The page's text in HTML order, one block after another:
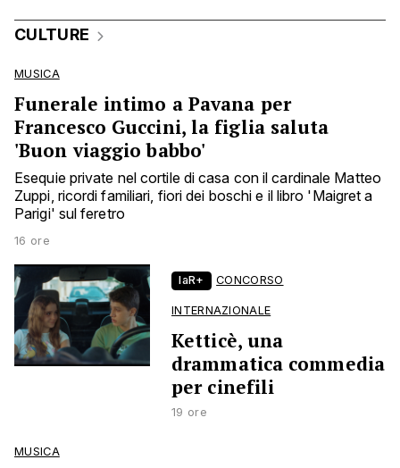
CULTURE
MUSICA
Funerale intimo a Pavana per
Francesco Guccini, la figlia saluta
'Buon viaggio babbo'
Esequie private nel cortile di casa con il cardinale Matteo
Zuppi, ricordi familiari, fiori dei boschi e il libro 'Maigret a
Parigi' sul feretro
16 ore
laR+ CONCORSO
INTERNAZIONALE
Ketticè, una
drammatica commedia
per cinefili
19 ore
MUSICA